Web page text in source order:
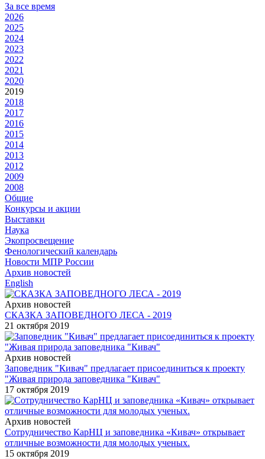
За все время
2026
2025
2024
2023
2022
2021
2020
2019
2018
2017
2016
2015
2014
2013
2012
2009
2008
Общие
Конкурсы и акции
Выставки
Наука
Экопросвещение
Фенологический календарь
Новости МПР России
Архив новостей
English
Архив новостей
СКАЗКА ЗАПОВЕДНОГО ЛЕСА - 2019
21 октября 2019
Архив новостей
Заповедник "Кивач" предлагает присоединиться к проекту
"Живая природа заповедника "Кивач"
17 октября 2019
Архив новостей
Сотрудничество КарНЦ и заповедника «Кивач» открывает
отличные возможности для молодых ученых.
15 октября 2019